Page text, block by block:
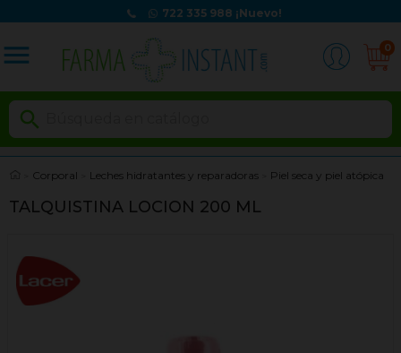
722 335 988 ¡Nuevo!
menu 0

Corporal Leches hidratantes y reparadoras Piel seca y piel atópica
TALQUISTINA LOCION 200 ML